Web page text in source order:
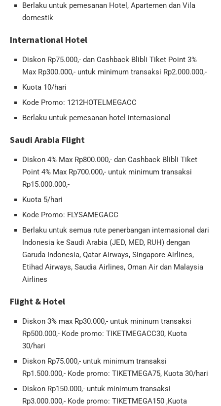
Berlaku untuk pemesanan Hotel, Apartemen dan Vila
domestik
International Hotel
Diskon Rp75.000,- dan Cashback Blibli Tiket Point 3%
Max Rp300.000,- untuk minimum transaksi Rp2.000.000,-
Kuota 10/hari
Kode Promo: 1212HOTELMEGACC
Berlaku untuk pemesanan hotel internasional
Saudi Arabia Flight
Diskon 4% Max Rp800.000,- dan Cashback Blibli Tiket
Point 4% Max Rp700.000,- untuk minimum transaksi
Rp15.000.000,-
Kuota 5/hari
Kode Promo: FLYSAMEGACC
Berlaku untuk semua rute penerbangan internasional dari
Indonesia ke Saudi Arabia (JED, MED, RUH) dengan
Garuda Indonesia, Qatar Airways, Singapore Airlines,
Etihad Airways, Saudia Airlines, Oman Air dan Malaysia
Airlines
Flight & Hotel
Diskon 3% max Rp30.000,- untuk mininum transaksi
Rp500.000,- Kode promo: TIKETMEGACC30, Kuota
30/hari
Diskon Rp75.000,- untuk minimum transaksi
Rp1.500.000,- Kode promo: TIKETMEGA75, Kuota 30/hari
Diskon Rp150.000,- untuk minimum transaksi
Rp3.000.000,- Kode promo: TIKETMEGA150 ,Kuota